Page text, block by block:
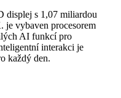
displej s 1,07 miliardou
je vybaven procesorem
AI funkcí pro
interakci je
každý den.